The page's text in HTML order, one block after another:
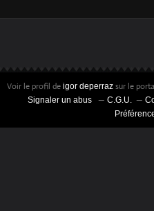
BANQUES
CENTRES VILLES ...
Voir le profil de igor deperraz sur le
Signaler un abus
C.G.U.